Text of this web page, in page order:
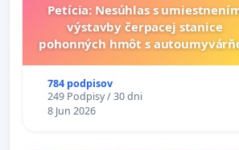
Petícia: Nesúhlas s
výstavby čerpacej stanice
pohonných hmôt s
Grob - Čierna Voda
784 podpisov
249 Podpisy / 30 dni
8 Jun 2026